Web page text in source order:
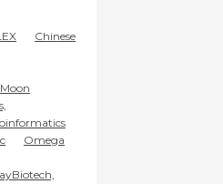
Chinese
Omega